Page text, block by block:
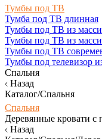
Тумбы под ТВ
Тумба под ТВ длинная
Тумбы под ТВ из
Тумбы под ТВ из
Тумбы под ТВ
Тумбы под телевизор
Спальня
Назад
Каталог/Спальня
Спальня
Деревянные кровати
Назад